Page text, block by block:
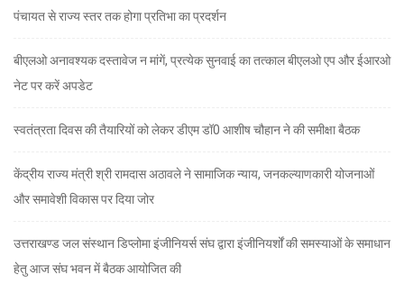
पंचायत से राज्य स्तर तक होगा प्रतिभा का प्रदर्शन
बीएलओ अनावश्यक दस्तावेज न मांगें, प्रत्येक सुनवाई का तत्काल बीएलओ एप और ईआरओ
नेट पर करें अपडेट
स्वतंत्रता दिवस की तैयारियों को लेकर डीएम डॉ0 आशीष चौहान ने की समीक्षा बैठक
केंद्रीय राज्य मंत्री श्री रामदास अठावले ने सामाजिक न्याय, जनकल्याणकारी योजनाओं
और समावेशी विकास पर दिया जोर
उत्तराखण्ड जल संस्थान डिप्लोमा इंजीनियर्स संघ द्वारा इंजीनियर्शों की समस्याओं के समाधान
हेतु आज संघ भवन में बैठक आयोजित की